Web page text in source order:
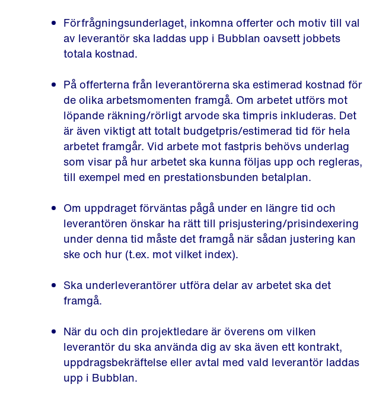
Förfrågningsunderlaget, inkomna offerter och motiv till val
av leverantör ska laddas upp i Bubblan oavsett jobbets
totala kostnad.
På offerterna från leverantörerna ska estimerad kostnad för
de olika arbetsmomenten framgå. Om arbetet utförs mot
löpande räkning/rörligt arvode ska timpris inkluderas. Det
är även viktigt att totalt budgetpris/estimerad tid för hela
arbetet framgår. Vid arbete mot fastpris behövs underlag
som visar på hur arbetet ska kunna följas upp och regleras,
till exempel med en prestationsbunden betalplan.
Om uppdraget förväntas pågå under en längre tid och
leverantören önskar ha rätt till prisjustering/prisindexering
under denna tid måste det framgå när sådan justering kan
ske och hur (t.ex. mot vilket index).
Ska underleverantörer utföra delar av arbetet ska det
framgå.
När du och din projektledare är överens om vilken
leverantör du ska använda dig av ska även ett kontrakt,
uppdragsbekräftelse eller avtal med vald leverantör laddas
upp i Bubblan.